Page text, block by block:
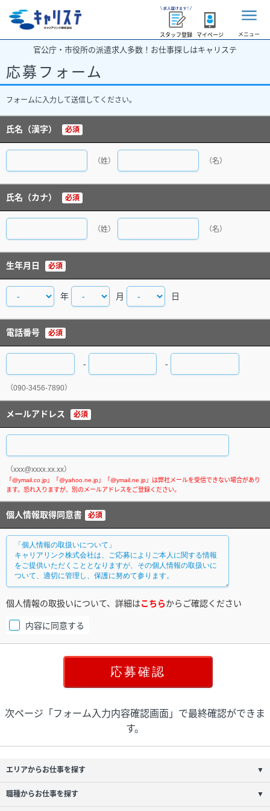
スタッフ登録 マイページ メニュー
官公庁・市役所の派遣求人多数！お仕事探しはキャリステ
応募フォーム
フォームに入力して送信してください。
氏名（漢字） 必須
（姓） （名）
氏名（カナ） 必須
（姓） （名）
生年月日 必須
年 月 日
電話番号 必須
- -
（090-3456-7890）
メールアドレス 必須
（xxx@xxxx.xx.xx）
個人情報取得同意書 必須
個人情報の取扱いについて、詳細はこちらからご確認ください
内容に同意する
次ページ「フォーム入力内容確認画面」で最終確認ができま
す。
エリアからお仕事を探す ▼
職種からお仕事を探す ▼